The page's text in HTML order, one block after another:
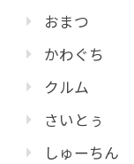
おまつ
かわぐち
クルム
さいとぅ
しゅーちん